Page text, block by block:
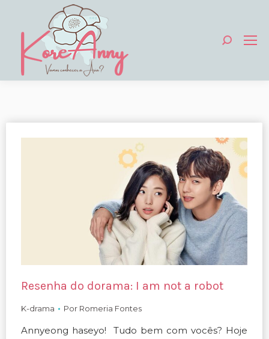
Search:
Resenha do dorama: I am not a robot
K-drama Por Romeria Fontes
Annyeong haseyo! Tudo bem com vocês? Hoje